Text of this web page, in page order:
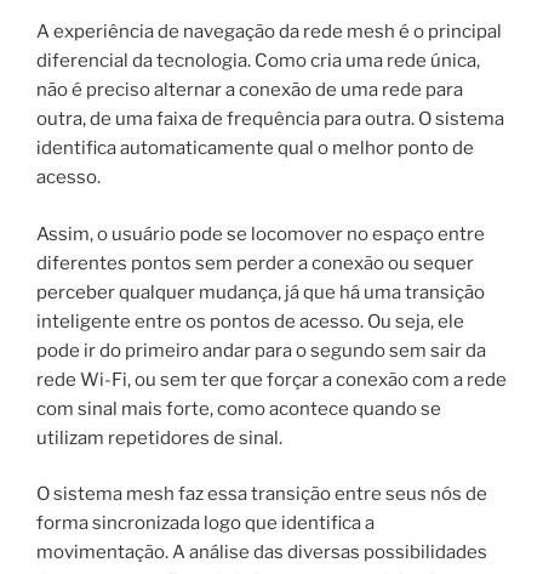
A experiência de navegação da rede mesh é o principal
diferencial da tecnologia. Como cria uma rede única,
não é preciso alternar a conexão de uma rede para
outra, de uma faixa de frequência para outra. O sistema
identifica automaticamente qual o melhor ponto de
acesso.
Assim, o usuário pode se locomover no espaço entre
diferentes pontos sem perder a conexão ou sequer
perceber qualquer mudança, já que há uma transição
inteligente entre os pontos de acesso. Ou seja, ele
pode ir do primeiro andar para o segundo sem sair da
rede Wi-Fi, ou sem ter que forçar a conexão com a rede
com sinal mais forte, como acontece quando se
utilizam repetidores de sinal.
O sistema mesh faz essa transição entre seus nós de
forma sincronizada logo que identifica a
movimentação. A análise das diversas possibilidades